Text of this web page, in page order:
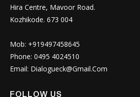
Hira Centre, Mavoor Road.
Kozhikode. 673 004
Mob: +919497458645
Phone: 0495 4024510
Email: Dialogueck@Gmail.Com
FOLLOW US